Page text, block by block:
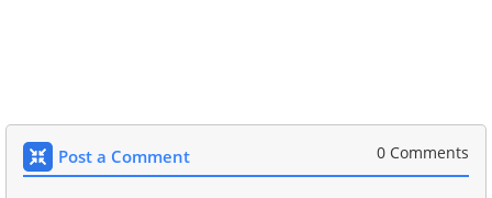
Post a Comment 0 Comments